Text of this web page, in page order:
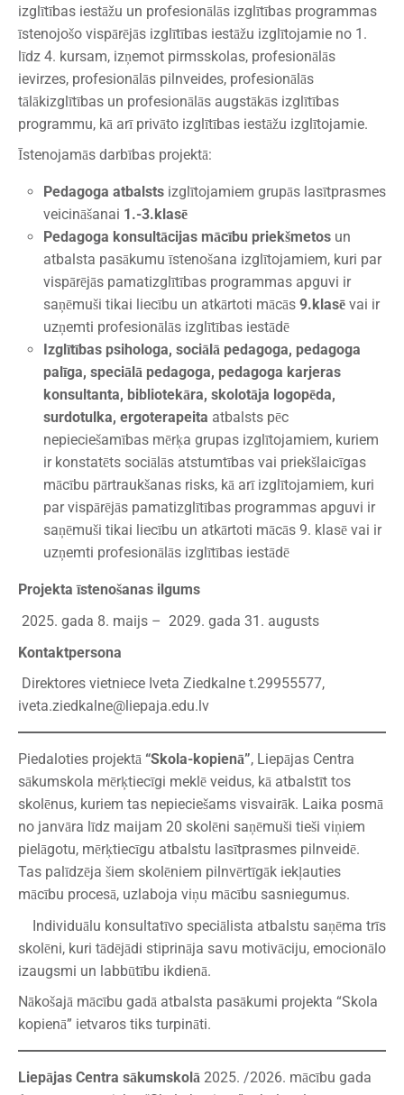
izglītības iestāžu un profesionālās izglītības programmas
īstenojošo vispārējās izglītības iestāžu izglītojamie no 1.
līdz 4. kursam, izņemot pirmsskolas, profesionālās
ievirzes, profesionālās pilnveides, profesionālās
tālākizglītības un profesionālās augstākās izglītības
programmu, kā arī privāto izglītības iestāžu izglītojamie.
Īstenojamās darbības projektā:
Pedagoga atbalsts izglītojamiem grupās lasītprasmes
veicināšanai 1.-3.klasē
Pedagoga konsultācijas mācību priekšmetos un
atbalsta pasākumu īstenošana izglītojamiem, kuri par
vispārējās pamatizglītības programmas apguvi ir
saņēmuši tikai liecību un atkārtoti mācās 9.klasē vai ir
uzņemti profesionālās izglītības iestādē
Izglītības psihologa, sociālā pedagoga, pedagoga
palīga, speciālā pedagoga, pedagoga karjeras
konsultanta, bibliotekāra, skolotāja logopēda,
surdotulka, ergoterapeita atbalsts pēc
nepieciešamības mērķa grupas izglītojamiem, kuriem
ir konstatēts sociālās atstumtības vai priekšlaicīgas
mācību pārtraukšanas risks, kā arī izglītojamiem, kuri
par vispārējās pamatizglītības programmas apguvi ir
saņēmuši tikai liecību un atkārtoti mācās 9. klasē vai ir
uzņemti profesionālās izglītības iestādē
Projekta īstenošanas ilgums
2025. gada 8. maijs – 2029. gada 31. augusts
Kontaktpersona
Direktores vietniece Iveta Ziedkalne t.29955577,
iveta.ziedkalne@liepaja.edu.lv
Piedaloties projektā “Skola-kopienā”, Liepājas Centra
sākumskola mērķtiecīgi meklē veidus, kā atbalstīt tos
skolēnus, kuriem tas nepieciešams visvairāk. Laika posmā
no janvāra līdz maijam 20 skolēni saņēmuši tieši viņiem
pielāgotu, mērķtiecīgu atbalstu lasītprasmes pilnveidē.
Tas palīdzēja šiem skolēniem pilnvērtīgāk iekļauties
mācību procesā, uzlaboja viņu mācību sasniegumus.
Individuālu konsultatīvo speciālista atbalstu saņēma trīs
skolēni, kuri tādējādi stiprināja savu motivāciju, emocionālo
izaugsmi un labbūtību ikdienā.
Nākošajā mācību gadā atbalsta pasākumi projekta “Skola
kopienā” ietvaros tiks turpināti.
Liepājas Centra sākumskolā 2025. /2026. mācību gada